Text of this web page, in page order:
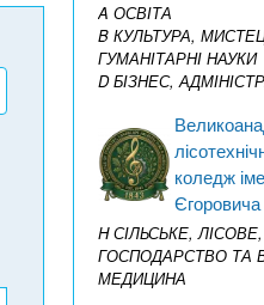
A ОСВІТА
B КУЛЬТУРА,
ГУМАНІТАРНІ НАУКИ
D БІЗНЕС,
коледж
H СІЛЬСЬКЕ,
ГОСПОДАРСТВО ТА
МЕДИЦИНА